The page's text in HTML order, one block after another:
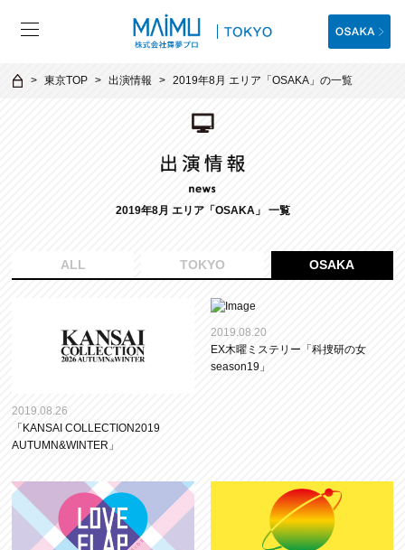
東京TOP 出演情報 2019年8月 エリア「OSAKA」の一覧
2019年8月 エリア「OSAKA」 一覧
ALL TOKYO OSAKA
2019.08.26
「KANSAI COLLECTION2019
AUTUMN&WINTER」
2019.08.20
EX木曜ミステリー「科捜研の女
season19」